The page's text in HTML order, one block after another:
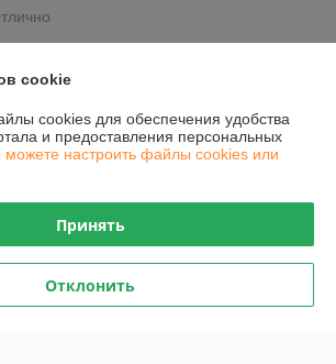
cookie
cookies для обеспечения удобства
и предоставления персональных
можете настроить файлы cookies или
Принять
Отклонить